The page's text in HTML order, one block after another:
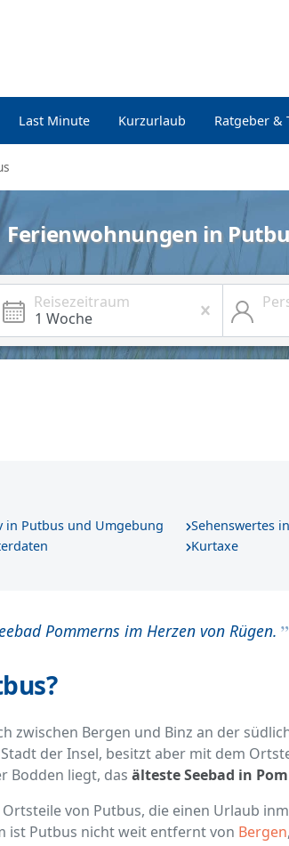
Last Minute Kurzurlaub Ratgeber &
Ferienwohnungen in
Reisezeitraum
in Putbus und Umgebung
Sehenswertes
Kurtaxe
Pommerns im Herzen von Rügen.
zwischen Bergen und Binz an der
der Insel, besitzt aber mit dem
Bodden liegt, das älteste Seebad in
von Putbus, die einen Urlaub
ist Putbus nicht weit entfernt von Bergen,